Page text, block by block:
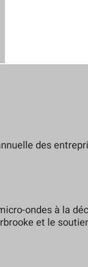
des
ondes à la
et le